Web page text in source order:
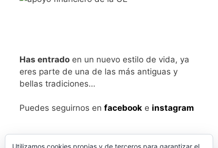
Has entrado en un nuevo estilo de vida, ya
eres parte de una de las más antiguas y
bellas tradiciones…
Puedes seguirnos en facebook e instagram
Utilizamos cookies propias y de terceros para garantizar el